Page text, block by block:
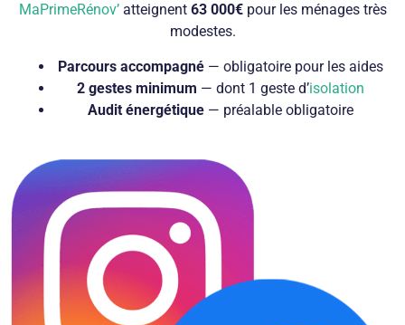
MaPrimeRénov’atteignent 63 000€pour les ménages très
modestes.
Parcours accompagné — obligatoire pour les aides
2 gestes minimum — dont 1 geste d’isolation
Audit énergétique — préalable obligatoire